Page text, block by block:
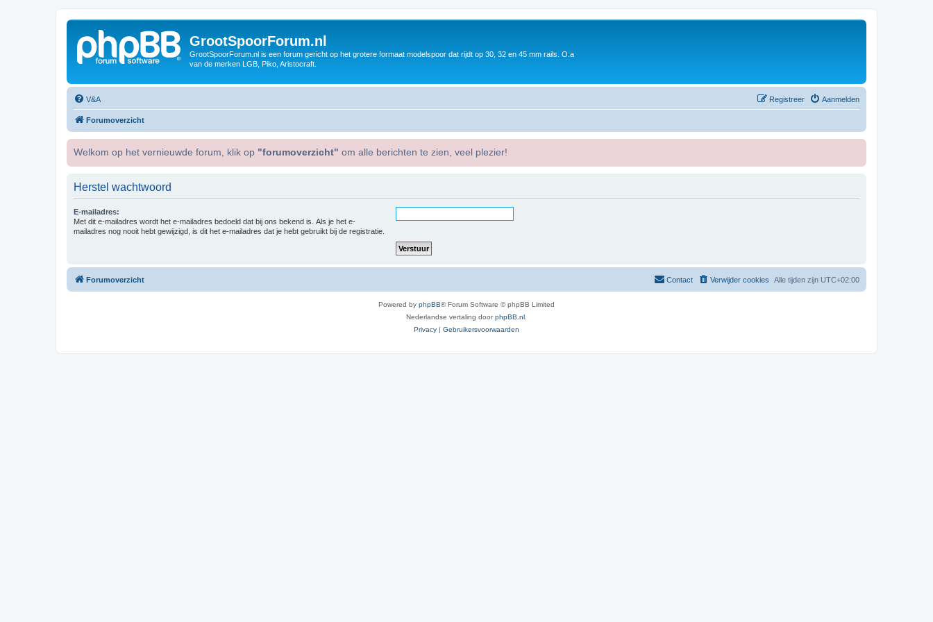
GrootSpoorForum.nl
GrootSpoorForum.nl is een forum gericht op het grotere formaat modelspoor dat rijdt op 30, 32 en 45 mm rails. O.a
van de merken LGB, Piko, Aristocraft.
V&A Aanmelden
Registreer
Forumoverzicht
Welkom op het vernieuwde forum, klik op "forumoverzicht" om alle berichten te zien, veel plezier!
Herstel wachtwoord
E-mailadres:
Met dit e-mailadres wordt het e-mailadres bedoeld dat bij ons bekend is. Als je het e-
mailadres nog nooit hebt gewijzigd, is dit het e-mailadres dat je hebt gebruikt bij de registratie.
Forumoverzicht Alle tijden zijn UTC+02:00
Verwijder cookies
Contact
Powered by phpBB® Forum Software © phpBB Limited
Nederlandse vertaling doorphpBB.nl
Privacy | Gebruikersvoorwaarden